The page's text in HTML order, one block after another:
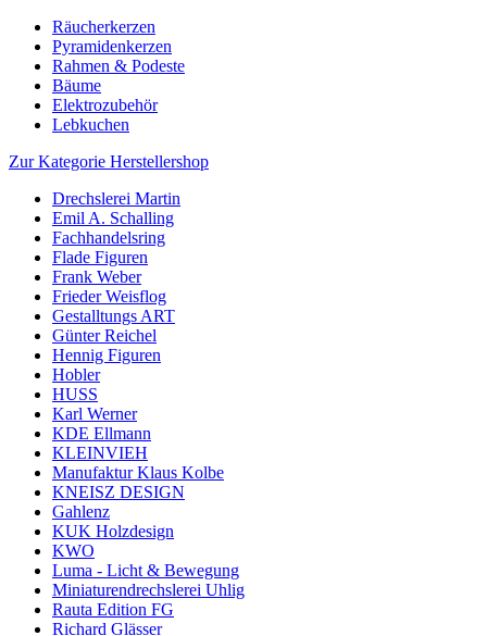
Räucherkerzen
Pyramidenkerzen
Rahmen & Podeste
Bäume
Elektrozubehör
Lebkuchen
Zur Kategorie Herstellershop
Drechslerei Martin
Emil A. Schalling
Fachhandelsring
Flade Figuren
Frank Weber
Frieder Weisflog
Gestalltungs ART
Günter Reichel
Hennig Figuren
Hobler
HUSS
Karl Werner
KDE Ellmann
KLEINVIEH
Manufaktur Klaus Kolbe
KNEISZ DESIGN
Gahlenz
KUK Holzdesign
KWO
Luma - Licht & Bewegung
Miniaturendrechslerei Uhlig
Rauta Edition FG
Richard Glässer